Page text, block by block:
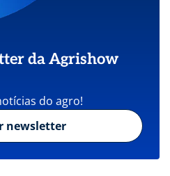
da Agrishow
do agro!
newsletter